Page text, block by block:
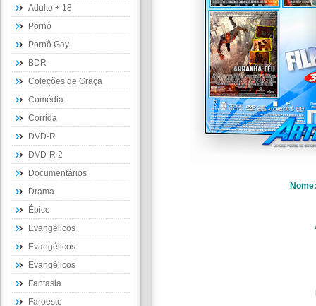
Adulto + 18
Pornô
Pornô Gay
BDR
Coleções de Graça
Comédia
Corrida
DVD-R
DVD-R 2
Documentários
Drama
Épico
Evangélicos
Evangélicos
Evangélicos
Fantasia
Faroeste